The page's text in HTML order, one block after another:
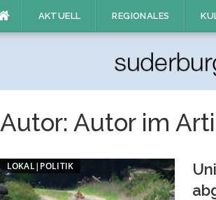
AKTUELL REGIONALES
Autor: Autor im
LOKAL|POLITIK